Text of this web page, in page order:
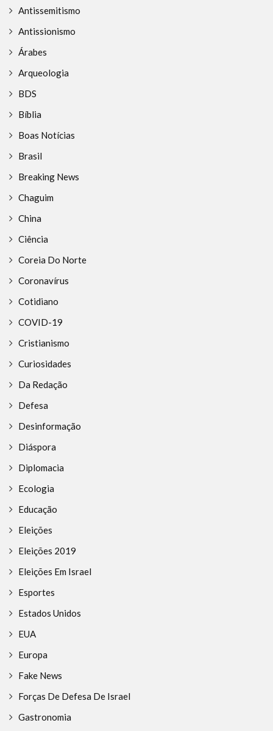
Antissemitismo
Antissionismo
Árabes
Arqueologia
BDS
Bíblia
Boas Notícias
Brasil
Breaking News
Chaguim
China
Ciência
Coreia Do Norte
Coronavírus
Cotidiano
COVID-19
Cristianismo
Curiosidades
Da Redação
Defesa
Desinformação
Diáspora
Diplomacia
Ecologia
Educação
Eleições
Eleições 2019
Eleições Em Israel
Esportes
Estados Unidos
EUA
Europa
Fake News
Forças De Defesa De Israel
Gastronomia